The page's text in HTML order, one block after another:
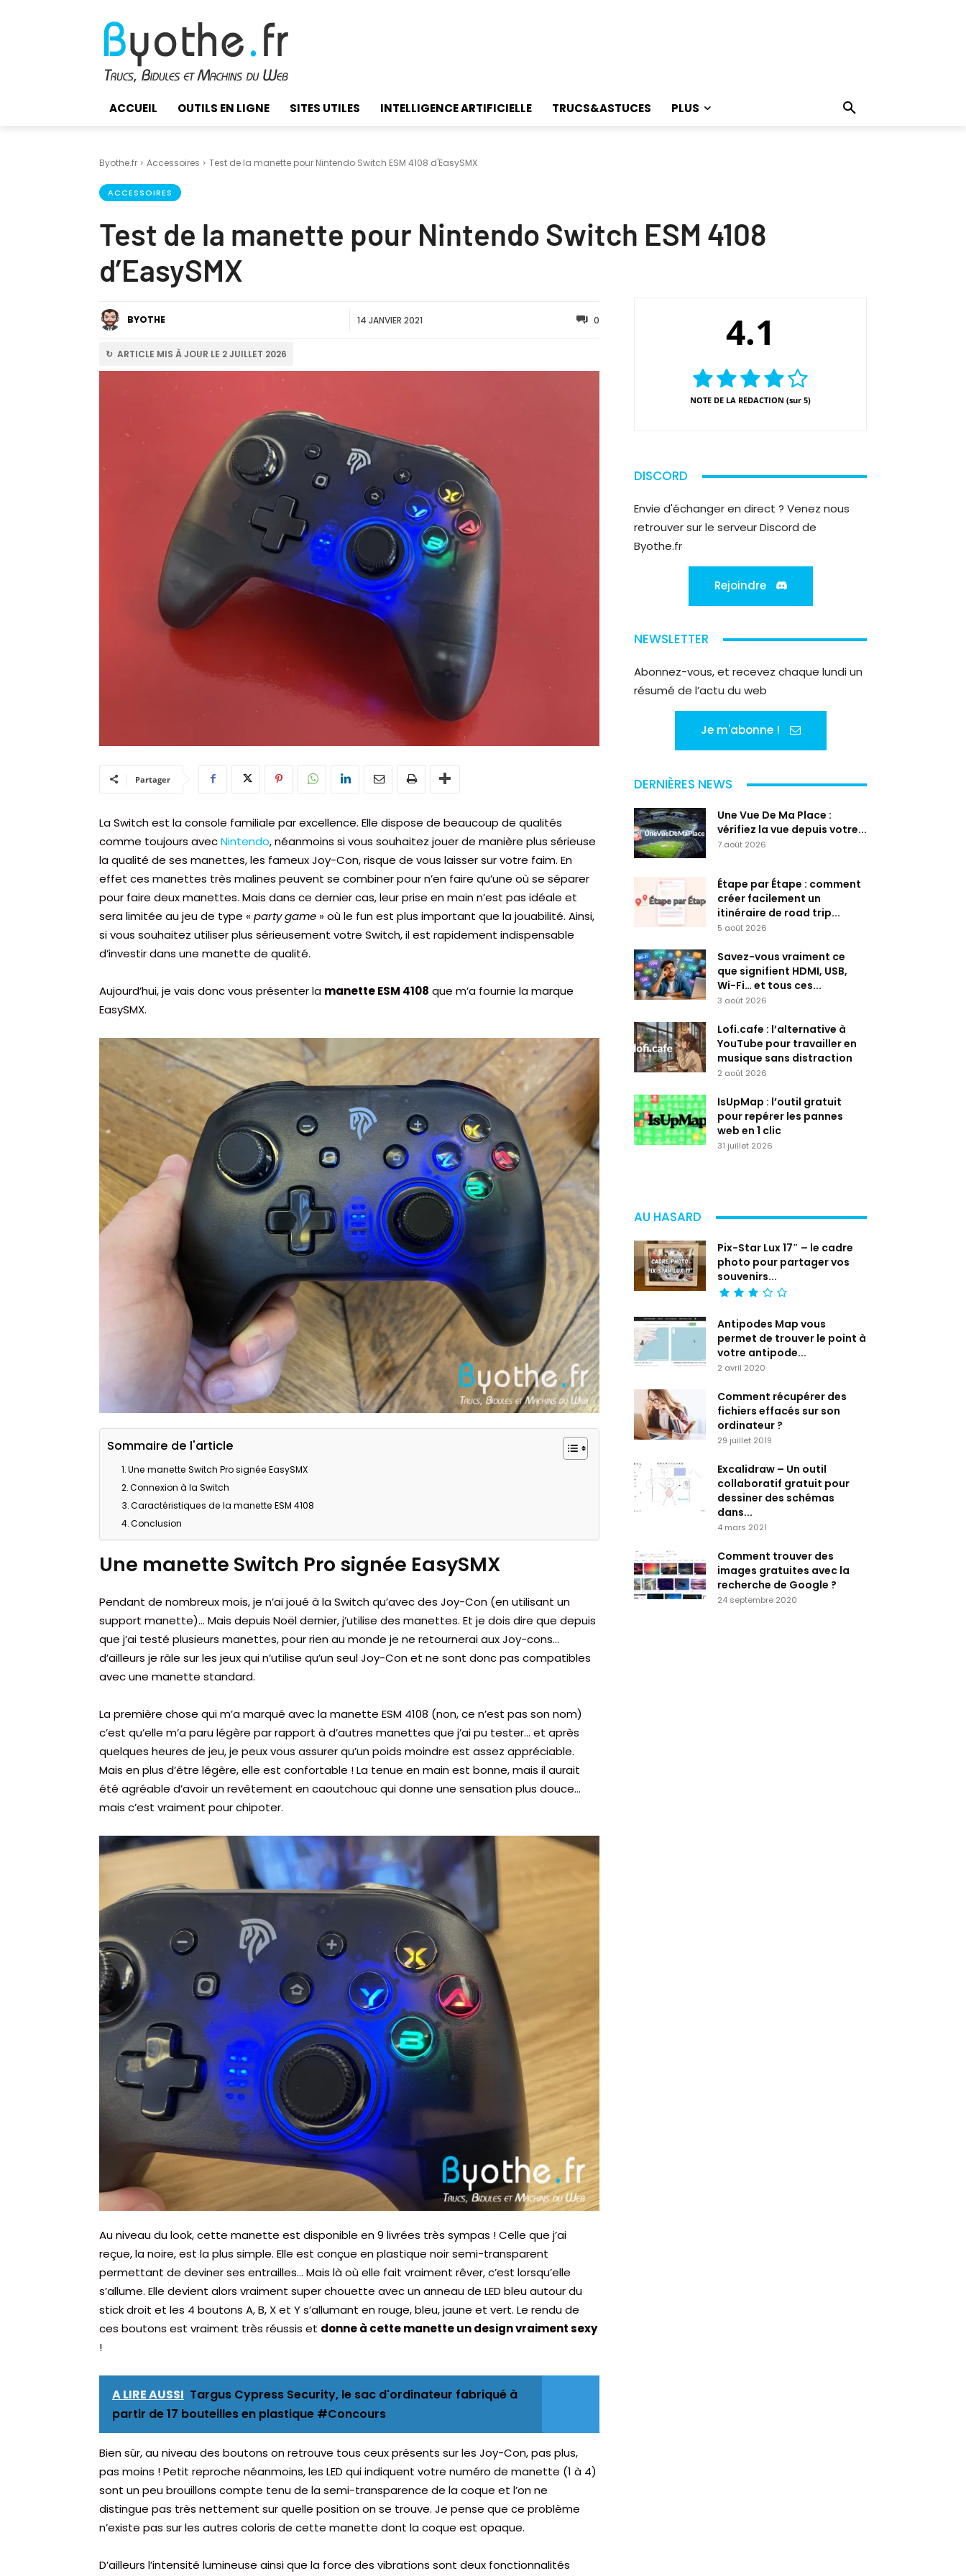
ACCUEIL OUTILS EN LIGNE SITES UTILES INTELLIGENCE ARTIFICIELLE TRUCS&ASTUCES PLUS
Byothe.fr Accessoires Test de la manette pour Nintendo Switch ESM 4108 d'EasySMX
ACCESSOIRES
Test de la manette pour Nintendo Switch ESM 4108
d’EasySMX
BYOTHE 14 JANVIER 2021 0
↻ ARTICLE MIS À JOUR LE 2 JUILLET 2026
Partager
La Switch est la console familiale par excellence. Elle dispose de beaucoup de qualités
comme toujours avecNintendo, néanmoins si vous souhaitez jouer de manière plus sérieuse
la qualité de ses manettes, les fameux Joy-Con, risque de vous laisser sur votre faim. En
effet ces manettes très malines peuvent se combiner pour n’en faire qu’une où se séparer
pour faire deux manettes. Mais dans ce dernier cas, leur prise en main n’est pas idéale et
sera limitée au jeu de type « party game » où le fun est plus important que la jouabilité. Ainsi,
si vous souhaitez utiliser plus sérieusement votre Switch, il est rapidement indispensable
d’investir dans une manette de qualité.
Aujourd’hui, je vais donc vous présenter la manette ESM 4108 que m’a fournie la marque
EasySMX.
Sommaire de l'article
Une manette Switch Pro signée EasySMX
Connexion à la Switch
Caractéristiques de la manette ESM 4108
Conclusion
Une manette Switch Pro signée EasySMX
Pendant de nombreux mois, je n’ai joué à la Switch qu’avec des Joy-Con (en utilisant un
support manette)… Mais depuis Noël dernier, j’utilise des manettes. Et je dois dire que depuis
que j’ai testé plusieurs manettes, pour rien au monde je ne retournerai aux Joy-cons…
d’ailleurs je râle sur les jeux qui n’utilise qu’un seul Joy-Con et ne sont donc pas compatibles
avec une manette standard.
La première chose qui m’a marqué avec la manette ESM 4108 (non, ce n’est pas son nom)
c’est qu’elle m’a paru légère par rapport à d’autres manettes que j’ai pu tester… et après
quelques heures de jeu, je peux vous assurer qu’un poids moindre est assez appréciable.
Mais en plus d’être légère, elle est confortable ! La tenue en main est bonne, mais il aurait
été agréable d’avoir un revêtement en caoutchouc qui donne une sensation plus douce…
mais c’est vraiment pour chipoter.
Au niveau du look, cette manette est disponible en 9 livrées très sympas ! Celle que j’ai
reçue, la noire, est la plus simple. Elle est conçue en plastique noir semi-transparent
permettant de deviner ses entrailles… Mais là où elle fait vraiment rêver, c’est lorsqu’elle
s’allume. Elle devient alors vraiment super chouette avec un anneau de LED bleu autour du
stick droit et les 4 boutons A, B, X et Y s’allumant en rouge, bleu, jaune et vert. Le rendu de
ces boutons est vraiment très réussis et donne à cette manette un design vraiment sexy
!
A LIRE AUSSI Targus Cypress Security, le sac d'ordinateur fabriqué à
partir de 17 bouteilles en plastique #Concours
Bien sûr, au niveau des boutons on retrouve tous ceux présents sur les Joy-Con, pas plus,
pas moins ! Petit reproche néanmoins, les LED qui indiquent votre numéro de manette (1 à 4)
sont un peu brouillons compte tenu de la semi-transparence de la coque et l’on ne
distingue pas très nettement sur quelle position on se trouve. Je pense que ce problème
n’existe pas sur les autres coloris de cette manette dont la coque est opaque.
D’ailleurs l’intensité lumineuse ainsi que la force des vibrations sont deux fonctionnalités
4.1
NOTE DE LA REDACTION (sur 5)
DISCORD
Envie d'échanger en direct ? Venez nous
retrouver sur le serveur Discord de
Byothe.fr
Rejoindre
NEWSLETTER
Abonnez-vous, et recevez chaque lundi un
résumé de l’actu du web
Je m'abonne !
DERNIÈRES NEWS
Une Vue De Ma Place :
vérifiez la vue depuis votre...
7 août 2026
Étape par Étape : comment
créer facilement un
itinéraire de road trip...
5 août 2026
Savez-vous vraiment ce
que signifient HDMI, USB,
Wi-Fi… et tous ces...
3 août 2026
Lofi.cafe : l’alternative à
YouTube pour travailler en
musique sans distraction
2 août 2026
IsUpMap : l’outil gratuit
pour repérer les pannes
web en 1 clic
31 juillet 2026
AU HASARD
Pix-Star Lux 17″ – le cadre
photo pour partager vos
souvenirs...
Antipodes Map vous
permet de trouver le point à
votre antipode...
2 avril 2020
Comment récupérer des
fichiers effacés sur son
ordinateur ?
29 juillet 2019
Excalidraw – Un outil
collaboratif gratuit pour
dessiner des schémas
dans...
4 mars 2021
Comment trouver des
images gratuites avec la
recherche de Google ?
24 septembre 2020